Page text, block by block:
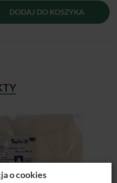
DODAJ DO KOSZYKA
o cookies